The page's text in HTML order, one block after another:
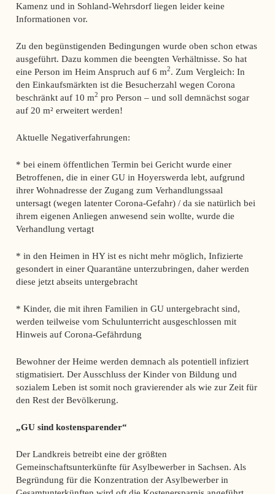
Kamenz und in Sohland-Wehrsdorf liegen leider keine
Informationen vor.
Zu den begünstigenden Bedingungen wurde oben schon etwas
ausgeführt. Dazu kommen die beengten Verhältnisse. So hat
eine Person im Heim Anspruch auf 6 m2. Zum Vergleich: In
den Einkaufsmärkten ist die Besucherzahl wegen Corona
beschränkt auf 10 m2 pro Person – und soll demnächst sogar
auf 20 m² erweitert werden!
Aktuelle Negativerfahrungen:
* bei einem öffentlichen Termin bei Gericht wurde einer
Betroffenen, die in einer GU in Hoyerswerda lebt, aufgrund
ihrer Wohnadresse der Zugang zum Verhandlungssaal
untersagt (wegen latenter Corona-Gefahr) / da sie natürlich bei
ihrem eigenen Anliegen anwesend sein wollte, wurde die
Verhandlung vertagt
* in den Heimen in HY ist es nicht mehr möglich, Infizierte
gesondert in einer Quarantäne unterzubringen, daher werden
diese jetzt abseits untergebracht
* Kinder, die mit ihren Familien in GU untergebracht sind,
werden teilweise vom Schulunterricht ausgeschlossen mit
Hinweis auf Corona-Gefährdung
Bewohner der Heime werden demnach als potentiell infiziert
stigmatisiert. Der Ausschluss der Kinder von Bildung und
sozialem Leben ist somit noch gravierender als wie zur Zeit für
den Rest der Bevölkerung.
„GU sind kostensparender“
Der Landkreis betreibt eine der größten
Gemeinschaftsunterkünfte für Asylbewerber in Sachsen. Als
Begründung für die Konzentration der Asylbewerber in